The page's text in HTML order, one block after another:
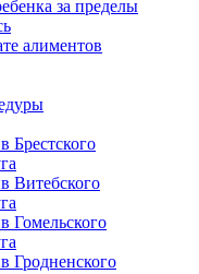
за пределы
алиментов
Брестского
Витебского
Гомельского
Гродненского